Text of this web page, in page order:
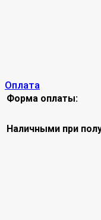
Оплата
Форма оплаты:
Наличными при